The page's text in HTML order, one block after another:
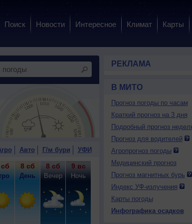
Поиск Новости Интересное Климат Карты
Авто Г/м бури УФИ
8 сб
День
8 сб
Вечер
9 вс
Ночь
9 вс
Утро
9 вс
День
9 вс
Вечер
10 пн
Ночь
РЕКЛАМА
В МИТО
Прогноз погоды по часам
Краткий прогноз на 3 дня
Подробный прогноз
Прогноз для водителей
Агропрогноз погоды
Медицинский прогноз
Прогноз магнитных бурь
Индекс УФ-излучения
Карты погоды
Инфографика осадков